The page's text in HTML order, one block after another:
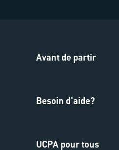
Avant de partir
Besoin d'aide?
UCPA pour tous